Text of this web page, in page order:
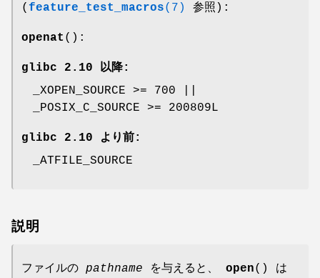
( feature_test_macros(7) 参照):
openat ():
glibc 2.10 以降:
_XOPEN_SOURCE >= 700 ||
_POSIX_C_SOURCE >= 200809L
glibc 2.10 より前:
_ATFILE_SOURCE
説明
ファイルの pathname を与えると、 open() は